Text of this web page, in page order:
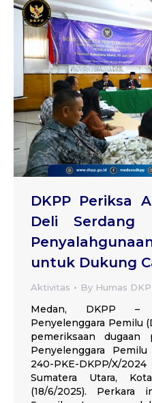
DKPP Periksa
Deli Serdang
untuk Dukung
Aktivitas By Humas
Medan, DKPP –
Penyelenggara Pemilu
pemeriksaan dugaan
Penyelenggara
240-PKE-DKPP/X/
Sumatera Utara,
(18/6/2025). Perkara